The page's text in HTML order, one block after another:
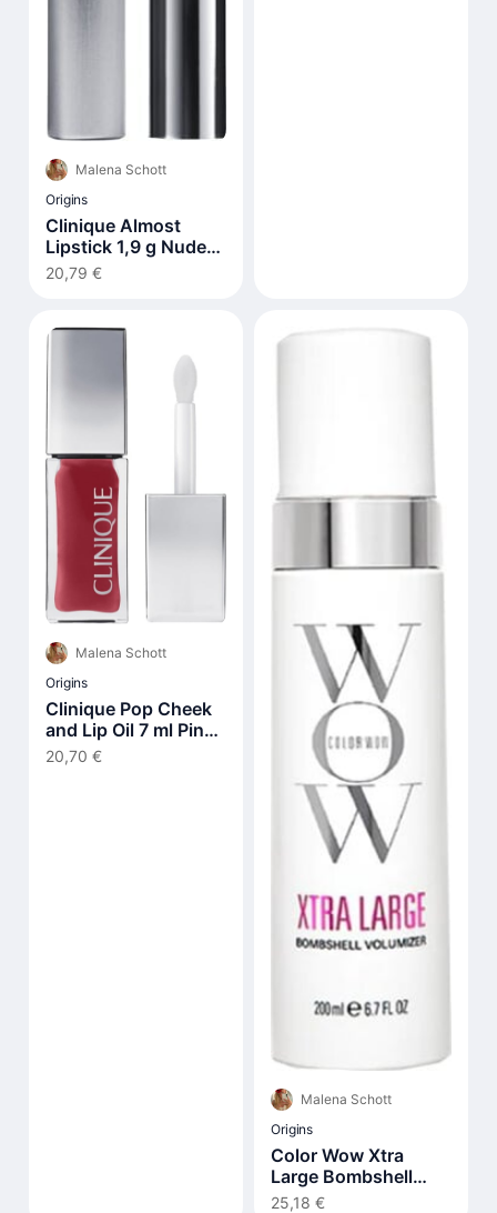
Malena Schott
Origins
Clinique Almost
Lipstick 1,9 g Nude
Honey
20,79 €
Malena Schott
Origins
Clinique Pop Cheek
and Lip Oil 7 ml Pink
Honey
20,70 €
Malena Schott
Origins
Color Wow Xtra
Large Bombshell
Volumizer 200 ml
25,18 €